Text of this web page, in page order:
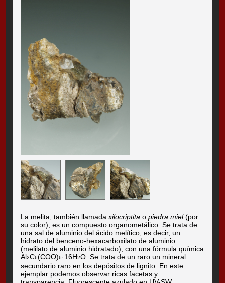
La melita, también llamadaxilocriptita opiedra miel(por
su color), es un compuesto organometálico. Se trata de
una sal de aluminio del ácido melítico; es decir, un
hidrato del benceno-hexacarboxilato de aluminio
(melilato de aluminio hidratado), con una fórmula química
Al2C6(COO)6·16H2O. Se trata de un raro un mineral
secundario raro en los depósitos de lignito. En este
ejemplar podemos observar ricas facetas y